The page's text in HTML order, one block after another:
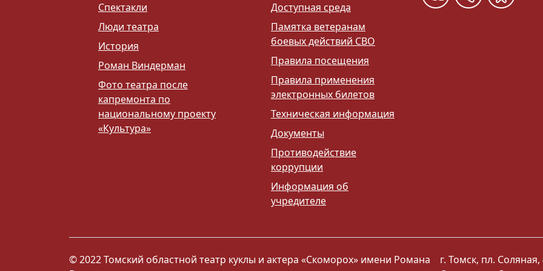
Спектакли
Люди театра
История
Роман Виндерман
Фото театра после
капремонта по
национальному проекту
«Культура»
Доступная среда
Памятка ветеранам
боевых действий СВО
Правила посещения
Правила применения
электронных билетов
Техническая информация
Документы
Противодействие
коррупции
Информация об
учредителе
© 2022 Томский областной театр куклы и актера «Скоморох» имени Романа
г. Томск, пл. Соляная,